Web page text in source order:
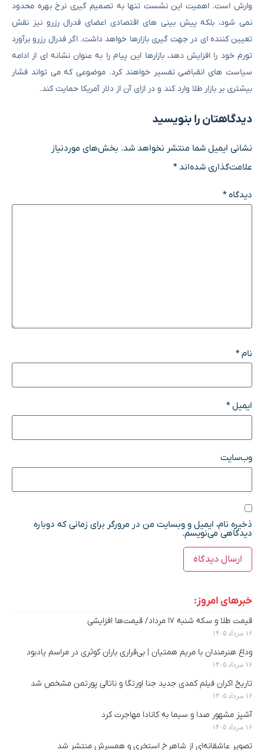
وارش است. اهمیت این نشست تنها به تصمیم گیری نرخ بهره محدود
نمی شود، بلکه پیش بینی های اقتصادی اعضای فدرال رزرو نیز نقش
تعیین کننده ای در جهت گیری بازارها خواهد داشت. اگر فدرال رزرو برآورد
تورم خود را افزایش دهد، بازارها این پیام را به عنوان نشانه ای از ادامه
سیاست های انقباضی تفسیر خواهند کرد. موضوعی که می تواند فشار
بیشتری بر بازار طلا وارد کند و در ازای آن از دلار آمریکا حمایت کند.
دیدگاهتان را بنویسید
نشانی ایمیل شما منتشر نخواهد شد. بخش‌های موردنیاز
علامت‌گذاری شده‌اند*
دیدگاه*
نام*
ایمیل*
وب‌سایت
ذخیره نام، ایمیل و وبسایت من در مرورگر برای زمانی که دوباره
دیدگاهی می‌نویسم.
خبرهای امروز:
قیمت طلا و سکه شنبه ۱۷ مرداد/ قیمت‌ها افزایشی
۱۶ مرداد ۱۴۰۵
وداع هنرمندان با مریم همتیان | بی‌قراری باران کوثری در مراسم یادبود
۱۶ مرداد ۱۴۰۵
تاریخ اکران فیلم کمدی جدید جنا اورتگا و ناتالی پورتمن مشخص شد
۱۶ مرداد ۱۴۰۵
آشپز مشهور صدا و سیما به کانادا مهاجرت کرد
۱۶ مرداد ۱۴۰۵
تصویر عاشقانه‌ای از شاهرخ استخری و همسرش منتشر شد